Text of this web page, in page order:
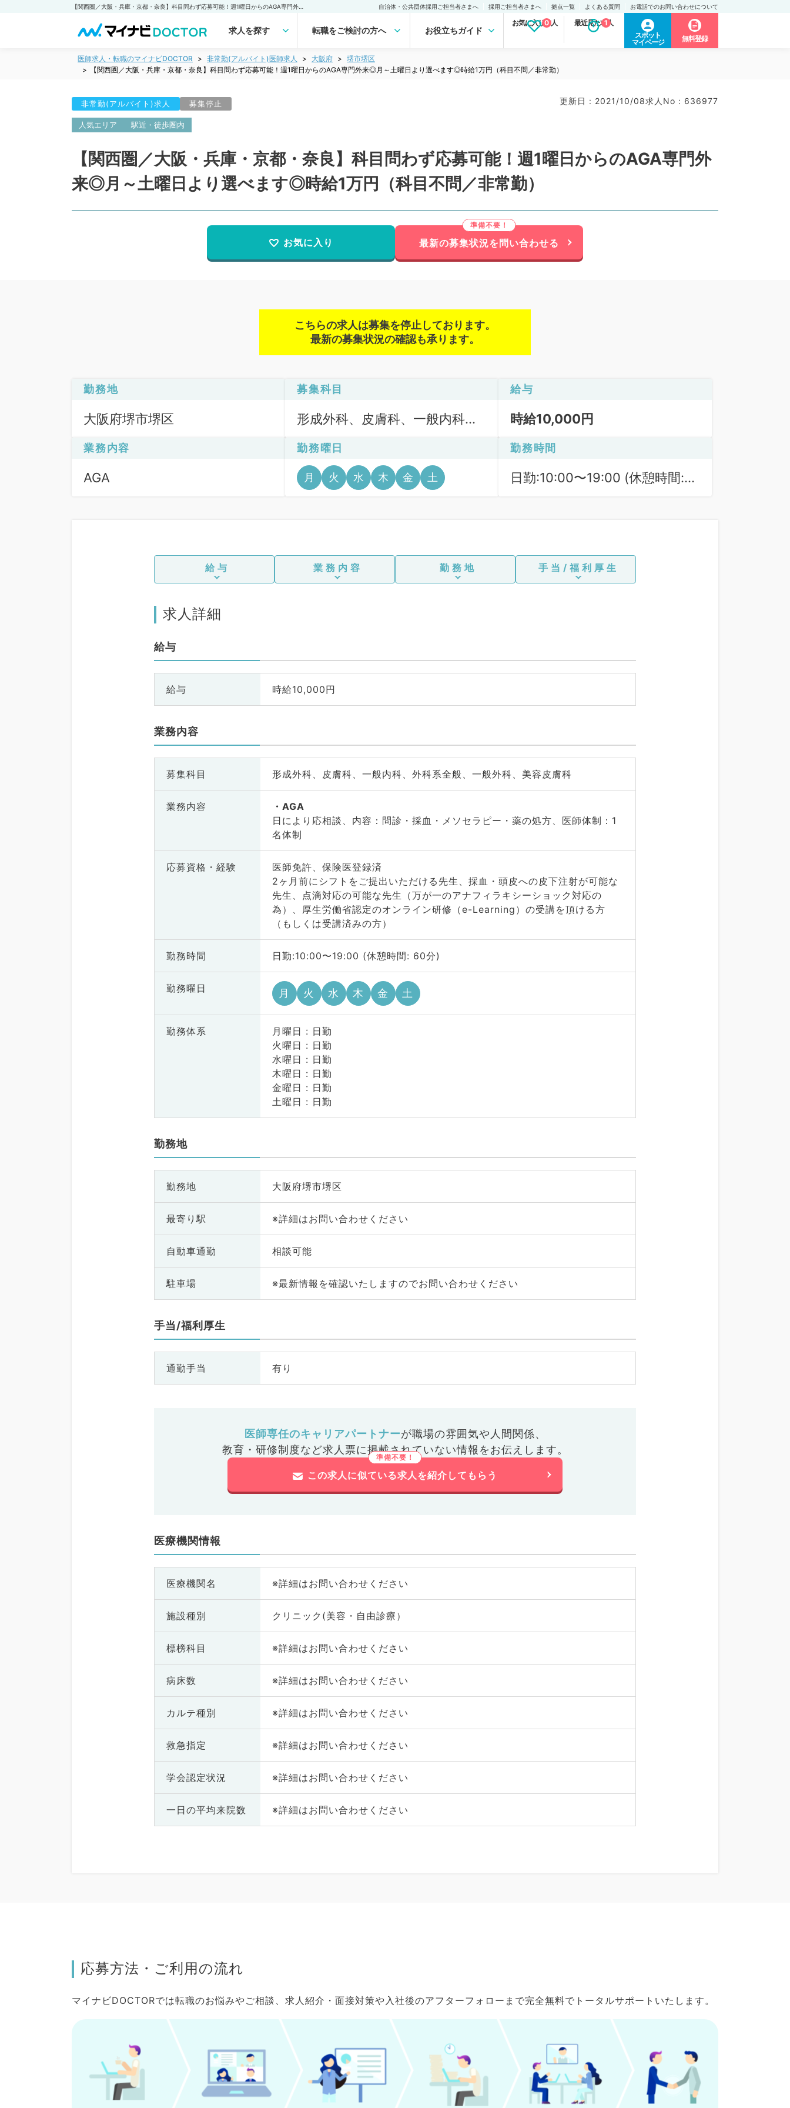
自治体・公共団体採用ご担当者さまへ 採用ご担当者さまへ 拠点一覧 よくある質問 お電話でのお問い合わせについて
求人を探す 転職をご検討の方へ お役立ちガイド
お気に入り求人
0 最近見た求人
1
スポット
マイページ
無料登録
医師求人・転職のマイナビDOCTOR 非常勤(アルバイト)医師求人 大阪府
堺市堺区
【関西圏／大阪・兵庫・京都・奈良】科目問わず応募可能！週1曜日からのAGA専門外来◎月～土曜日より選べます◎時給1万円（科目不問／非常勤）
非常勤(アルバイト)求人 募集停止 更新日 : 2021/10/08求人No : 636977
人気エリア 駅近・徒歩圏内
【関西圏／大阪・兵庫・京都・奈良】科目問わず応募可能！週1曜日からのAGA専門外
来◎月～土曜日より選べます◎時給1万円（科目不問／非常勤）
お気に入り 最新の募集状況を問い合わせる
こちらの求人は募集を停止しております。
最新の募集状況の確認も承ります。
勤務地
大阪府堺市堺区
募集科目
形成外科、皮膚科、一般内科、
膚科
給与
時給10,000円
業務内容
AGA
勤務曜日
月 火 水 木 金 土
勤務時間
日勤:10:00〜19:00 (休憩時間:
給与 業務内容 勤務地 手当/福利厚生
求人詳細
給与
給与 時給10,000円
業務内容
募集科目 形成外科、皮膚科、一般内科、外科系全般、一般外科、美容皮膚科
業務内容
AGA
日により応相談、内容：問診・採血・メソセラピー・薬の処方、医師体制：1
名体制
応募資格・ 経験
医師免許、保険医登録済
2ヶ月前にシフトをご提出いただける先生、採血・頭皮への皮下注射が可能な
先生、点滴対応の可能な先生（万が一のアナフィラキシーショック対応の
為）、厚生労働省認定のオンライン研修（e-Learning）の受講を頂ける方
（もしくは受講済みの方）
勤務時間 日勤:10:00〜19:00 (休憩時間: 60分)
勤務曜日 月 火 水 木 金 土
勤務体系
月曜日 : 日勤
火曜日 : 日勤
水曜日 : 日勤
木曜日 : 日勤
金曜日 : 日勤
土曜日 : 日勤
勤務地
勤務地 大阪府堺市堺区
最寄り駅 ※詳細はお問い合わせください
自動車通勤 相談可能
駐車場 ※最新情報を確認いたしますのでお問い合わせください
手当/福利厚生
通勤手当 有り
医師専任のキャリアパートナーが職場の雰囲気や人間関係、
教育・研修制度など求人票に掲載されていない情報をお伝えします。
この求人に似ている求人を紹介してもらう
医療機関情報
医療機関名 ※詳細はお問い合わせください
施設種別 クリニック(美容・自由診療）
標榜科目 ※詳細はお問い合わせください
病床数 ※詳細はお問い合わせください
カルテ種別 ※詳細はお問い合わせください
救急指定 ※詳細はお問い合わせください
学会認定状況 ※詳細はお問い合わせください
一日の平均来院数 ※詳細はお問い合わせください
応募方法・ご利用の流れ
マイナビDOCTORでは転職のお悩みやご相談、求人紹介・面接対策や入社後のアフターフォローまで完全無料でトータルサポートいたします。